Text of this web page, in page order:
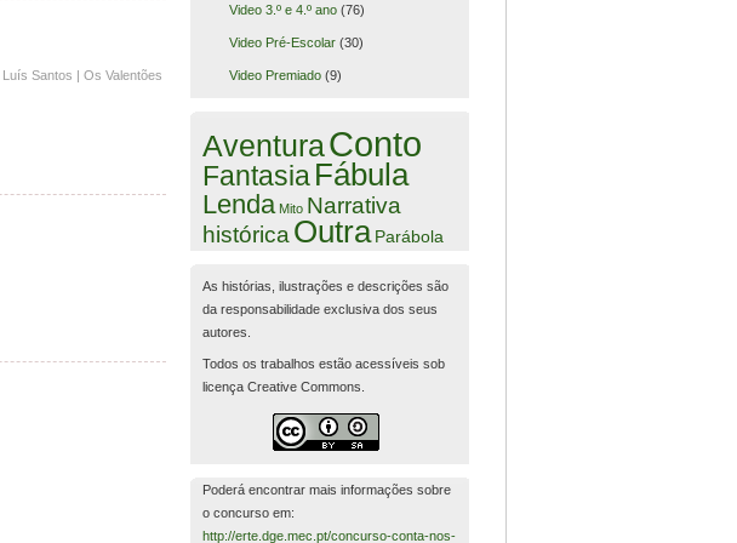
Luís Santos | Os Valentões
Video 3.º e 4.º ano(76)
Video Pré-Escolar(30)
Video Premiado(9)
AventuraConto
FantasiaFábula
Lenda Mito Narrativa
históricaOutra Parábola
As histórias, ilustrações e descrições são
da responsabilidade exclusiva dos seus
autores.
Todos os trabalhos estão acessíveis sob
licença Creative Commons.
Poderá encontrar mais informações sobre
o concurso em:
http://erte.dge.mec.pt/concurso-conta-nos-